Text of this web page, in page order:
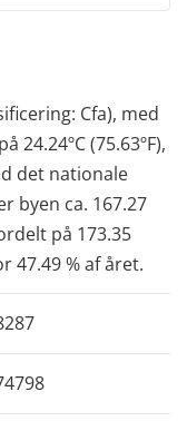
Cfa), med
(75.63ºF),
det nationale
byen ca. 167.27
på 173.35
47.49 % af året.